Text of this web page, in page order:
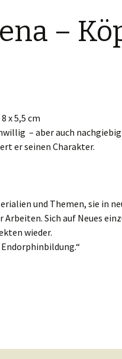
–
x 5,5 cm
– aber auch
er seinen Charakter.
und Themen, sie in
Sich auf Neues
wieder.